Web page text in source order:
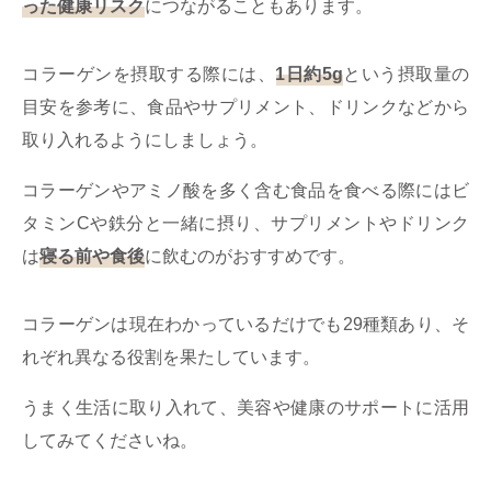
った健康リスクにつながることもあります。
コラーゲンを摂取する際には、 1日約5gという摂取量の
目安を参考に、食品やサプリメント、ドリンクなどから
取り入れるようにしましょう。
コラーゲンやアミノ酸を多く含む食品を食べる際にはビ
タミンCや鉄分と一緒に摂り、サプリメントやドリンク
は寝る前や食後に飲むのがおすすめです。
コラーゲンは現在わかっているだけでも29種類あり、そ
れぞれ異なる役割を果たしています。
うまく生活に取り入れて、美容や健康のサポートに活用
してみてくださいね。